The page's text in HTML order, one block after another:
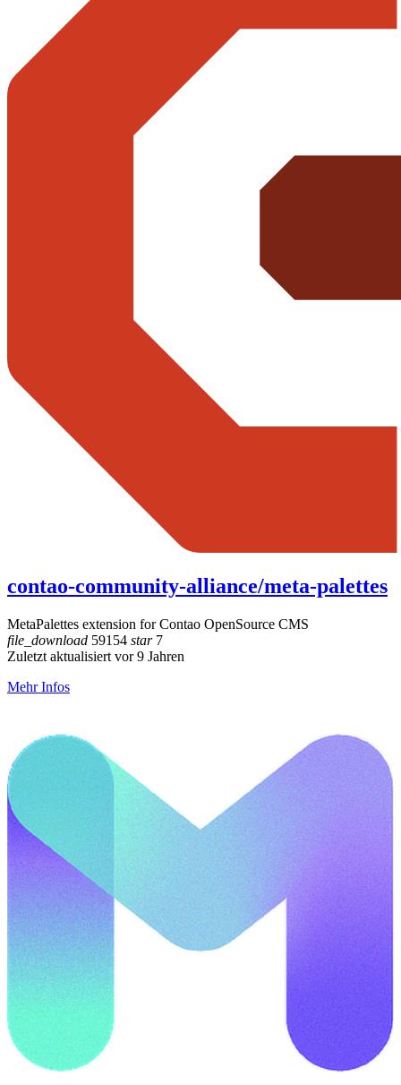
contao-community-alliance/meta-palettes
MetaPalettes extension for Contao OpenSource CMS
file_download 59154 star7
Zuletzt aktualisiert vor 9 Jahren
Mehr Infos